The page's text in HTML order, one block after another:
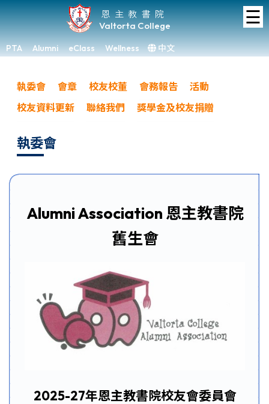
恩主教書院
Valtorta College
PTA Alumni eClass Wellness 中文
☰
Home
About
VC
Student
Development
Achievements
Gallery
執委會 會章 校友校董 會務報告
活動
校友資料更新
聯絡我們 獎學金及校友捐贈
執委會
Alumni Association 恩主教書院
舊生會
2025-27年恩主教書院校友會委員會